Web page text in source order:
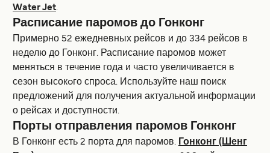
Water Jet.
Расписание паромов до Гонконг
Примерно 52 ежедневных рейсов и до 334 рейсов в
неделю до Гонконг. Расписание паромов может
меняться в течение года и часто увеличивается в
сезон высокoго спроса. Используйте наш поиск
предложений для получения актуальной информации
о рейсах и доступности.
Порты отправления паромов Гонконг
В Гонконг есть 2 порта для паромов.
Гонконг (Шенг